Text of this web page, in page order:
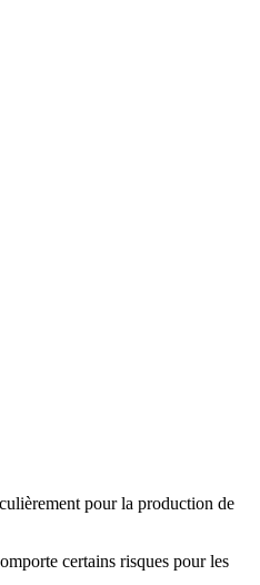
pour la production de
certains risques pour les